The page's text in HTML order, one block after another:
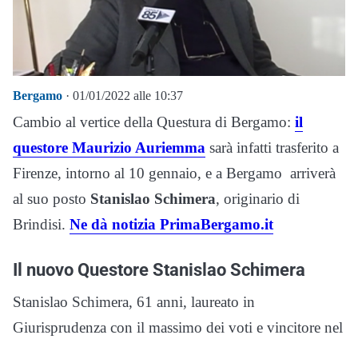
Bergamo · 01/01/2022 alle 10:37
Cambio al vertice della Questura di Bergamo: il
questore Maurizio Auriemma sarà infatti trasferito a
Firenze, intorno al 10 gennaio, e a Bergamo arriverà
al suo posto Stanislao Schimera, originario di
Brindisi. Ne dà notizia PrimaBergamo.it
Il nuovo Questore Stanislao Schimera
Stanislao Schimera, 61 anni, laureato in
Giurisprudenza con il massimo dei voti e vincitore nel